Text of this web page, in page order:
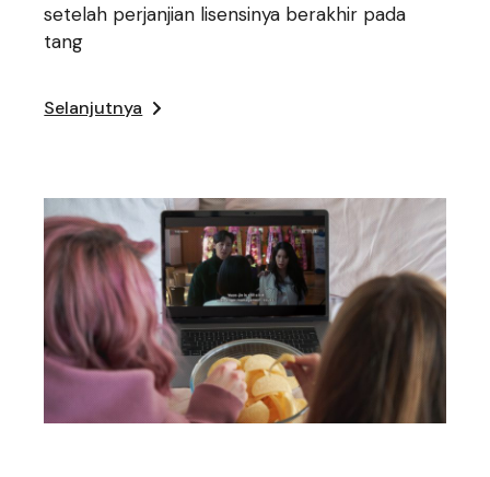
setelah perjanjian lisensinya berakhir pada
tang
Selanjutnya